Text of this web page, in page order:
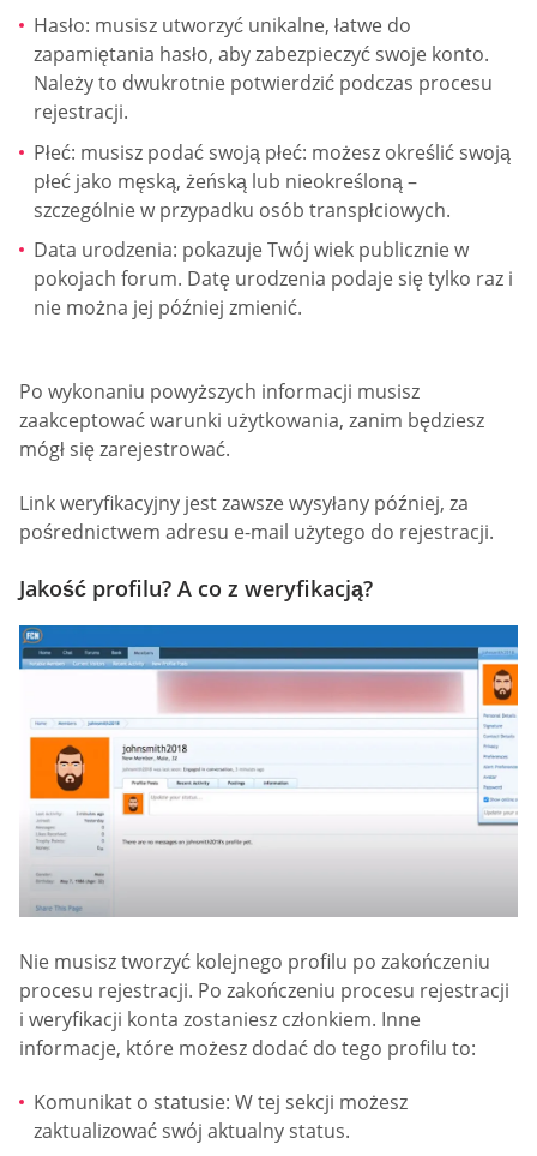
Hasło: musisz utworzyć unikalne, łatwe do
zapamiętania hasło, aby zabezpieczyć swoje konto.
Należy to dwukrotnie potwierdzić podczas procesu
rejestracji.
Płeć: musisz podać swoją płeć: możesz określić swoją
płeć jako męską, żeńską lub nieokreśloną –
szczególnie w przypadku osób transpłciowych.
Data urodzenia: pokazuje Twój wiek publicznie w
pokojach forum. Datę urodzenia podaje się tylko raz i
nie można jej później zmienić.
Po wykonaniu powyższych informacji musisz
zaakceptować warunki użytkowania, zanim będziesz
mógł się zarejestrować.
Link weryfikacyjny jest zawsze wysyłany później, za
pośrednictwem adresu e-mail użytego do rejestracji.
Jakość profilu? A co z weryfikacją?
Nie musisz tworzyć kolejnego profilu po zakończeniu
procesu rejestracji. Po zakończeniu procesu rejestracji
i weryfikacji konta zostaniesz członkiem. Inne
informacje, które możesz dodać do tego profilu to:
Komunikat o statusie: W tej sekcji możesz
zaktualizować swój aktualny status.